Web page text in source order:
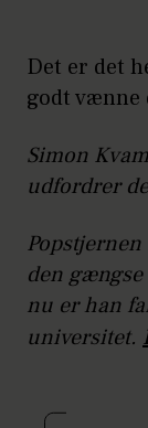
Det er det
godt
Simon
udfordrer
den
nu er han
universitet.